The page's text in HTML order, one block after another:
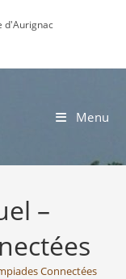
d'Aurignac
Menu
–
Connectées